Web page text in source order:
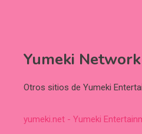
Yumeki Network
Otros sitios de Yumeki
yumeki.net - Yumeki